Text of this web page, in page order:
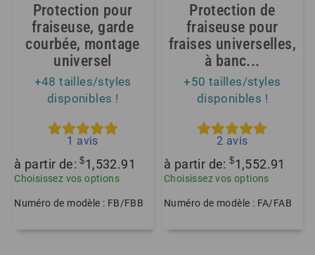
Protection pour
fraiseuse, garde
courbée, montage
universel
+48 tailles/styles
disponibles !
1 avis
à partir de:$1,532.91
Choisissez vos options
Numéro de modèle : FB/FBB
Protection de
fraiseuse pour
fraises universelles,
à banc...
+50 tailles/styles
disponibles !
2 avis
à partir de:$1,552.91
Choisissez vos options
Numéro de modèle : FA/FAB